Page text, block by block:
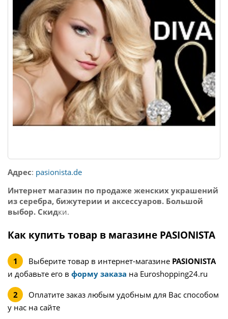
Адрес: pasionista.de
Интернет магазин по продаже женских украшений
из серебра, бижутерии и аксессуаров. Большой
выбор. Скидки.
Как купить товар в магазине PASIONISTA
Выберите товар в интернет-магазине PASIONISTA
и добавьте его в форму заказа на Euroshopping24.ru
Оплатите заказ любым удобным для Вас способом
у нас на сайте